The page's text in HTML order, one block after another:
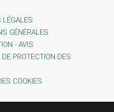
LÉGALES
GÉNÉRALES
- AVIS
DE PROTECTION DES
COOKIES